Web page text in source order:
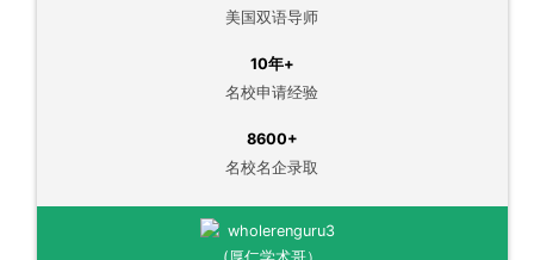
美国双语导师
10年+
名校申请经验
8600+
名校名企录取